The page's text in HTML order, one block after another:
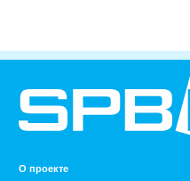
О проекте